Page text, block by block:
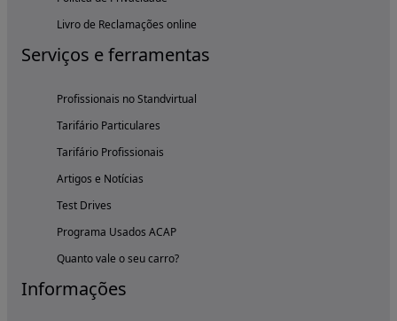
Livro de Reclamações online
Serviços e ferramentas
Profissionais no Standvirtual
Tarifário Particulares
Tarifário Profissionais
Artigos e Notícias
Test Drives
Programa Usados ACAP
Quanto vale o seu carro?
Informações